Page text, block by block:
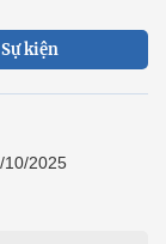
Sự kiện
10/2025